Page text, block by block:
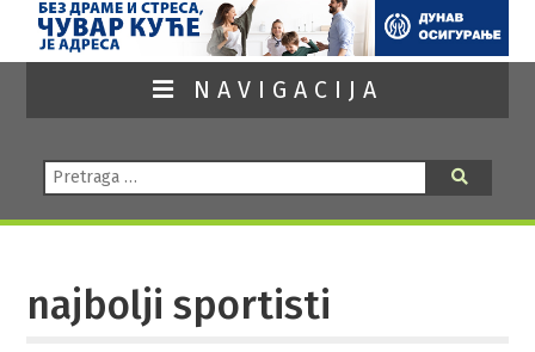
NAVIGACIJA
Pretraga:
najbolji sportisti